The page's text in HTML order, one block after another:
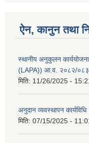
ऐन, कानुन तथा
स्थानीय अनुकुलन
(LAPA)) आ.व. २०८२/
मिति: 11/26/2025 -
अनुदान व्यवस्थापन
मिति: 07/15/2025 -